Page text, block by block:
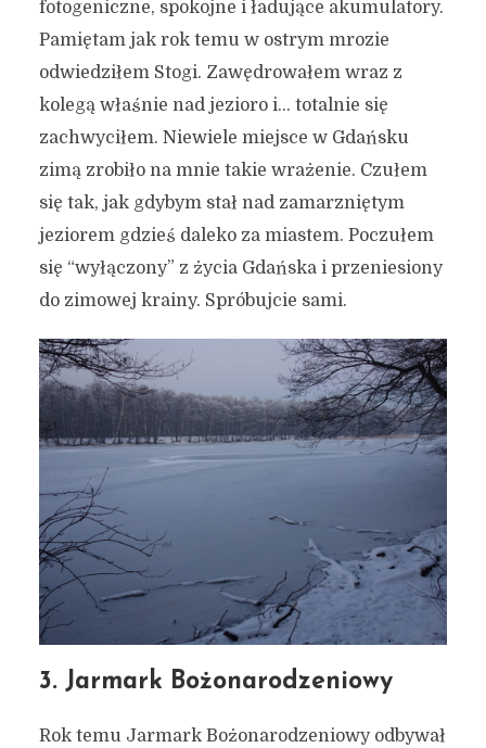
fotogeniczne, spokojne i ładujące akumulatory.
Pamiętam jak rok temu w ostrym mrozie
odwiedziłem Stogi. Zawędrowałem wraz z
kolegą właśnie nad jezioro i… totalnie się
zachwyciłem. Niewiele miejsce w Gdańsku
zimą zrobiło na mnie takie wrażenie. Czułem
się tak, jak gdybym stał nad zamarzniętym
jeziorem gdzieś daleko za miastem. Poczułem
się “wyłączony” z życia Gdańska i przeniesiony
do zimowej krainy. Spróbujcie sami.
3. Jarmark Bożonarodzeniowy
Rok temu Jarmark Bożonarodzeniowy odbywał